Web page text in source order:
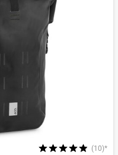
(10)*